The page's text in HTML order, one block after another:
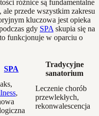
różnice są fundamentalne
przede wszystkim zakresu
kluczowa jest opieka
gdy SPA skupia się na
funkcjonuje w oparciu o
SPA
Tradycyjne
sanatorium
,
Leczenie chorób
przewlekłych,
rekonwalescencja